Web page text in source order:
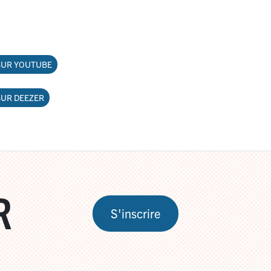
YOUTUBE
DEEZER
S'inscrire